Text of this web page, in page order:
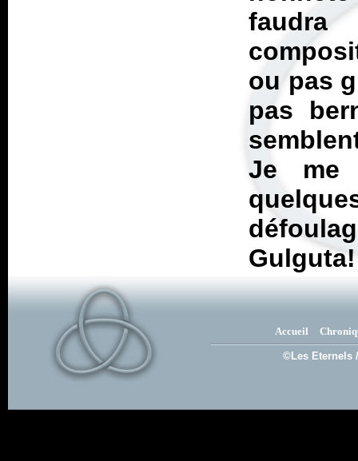
ou pas
pas
Je me
Accueil
©Les Eternels